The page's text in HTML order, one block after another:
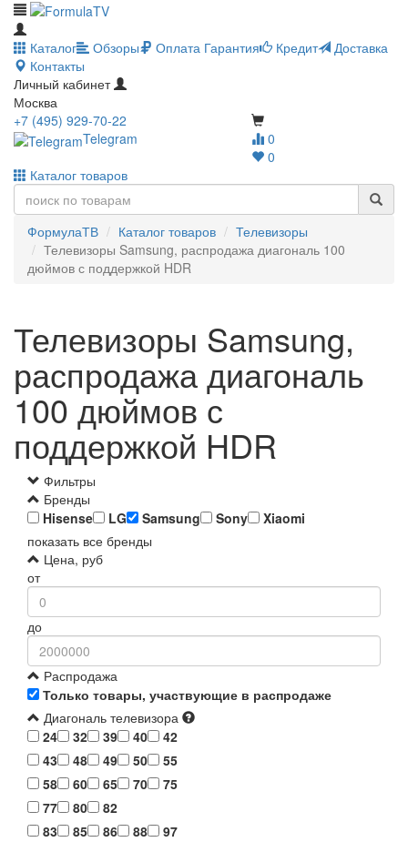
Каталог Обзоры Оплата Гарантия Кредит
Доставка
Контакты
Личный кабинет
Москва
0
0
+7 (495) 929-70-22
Telegram
Каталог товаров
ФормулаТВ Каталог товаров
Телевизоры
Телевизоры Samsung, распродажа диагональ 100
дюймов с поддержкой HDR
Телевизоры Samsung,
распродажа диагональ
100 дюймов с
поддержкой HDR
Фильтры
Бренды
Hisense
LG Samsung Sony
Xiaomi
показать все бренды
Цена, руб
от
до
Распродажа
Только товары, участвующие в распродаже
Диагональ телевизора
24
32 39 40
42
43
48 49 50
55
58
60 65 70
75
77
80
82
83
85 86 88
97